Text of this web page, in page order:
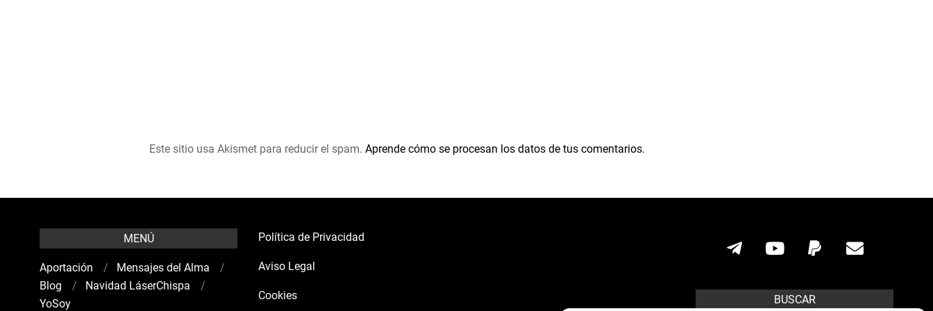
Este sitio usa Akismet para reducir el spam. Aprende cómo se procesan los datos de tus comentarios.
MENÚ
Aportación
Mensajes del Alma
Blog
Navidad LáserChispa
YoSoy
Política de Privacidad
Aviso Legal
Cookies BUSCAR